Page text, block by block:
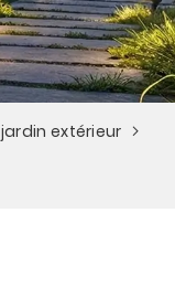
extérieur